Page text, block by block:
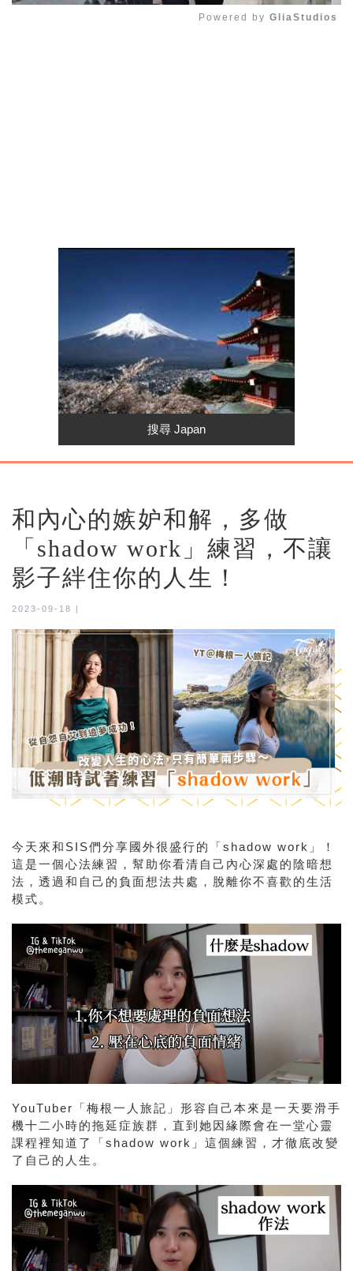
Powered by GliaStudios
和內心的嫉妒和解，多做
「shadow work」練習，不讓
影子絆住你的人生！
2023-09-18 |
今天來和SIS們分享國外很盛行的「shadow work」！
這是一個心法練習，幫助你看清自己內心深處的陰暗想
法，透過和自己的負面想法共處，脫離你不喜歡的生活
模式。
YouTuber「梅根一人旅記」形容自己本來是一天要滑手
機十二小時的拖延症族群，直到她因緣際會在一堂心靈
課程裡知道了「shadow work」這個練習，才徹底改變
了自己的人生。